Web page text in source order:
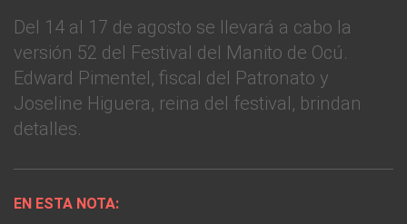
Del 14 al 17 de agosto se llevará a cabo la
versión 52 del Festival del Manito de Ocú.
Edward Pimentel, fiscal del Patronato y
Joseline Higuera, reina del festival, brindan
detalles.
EN ESTA NOTA: